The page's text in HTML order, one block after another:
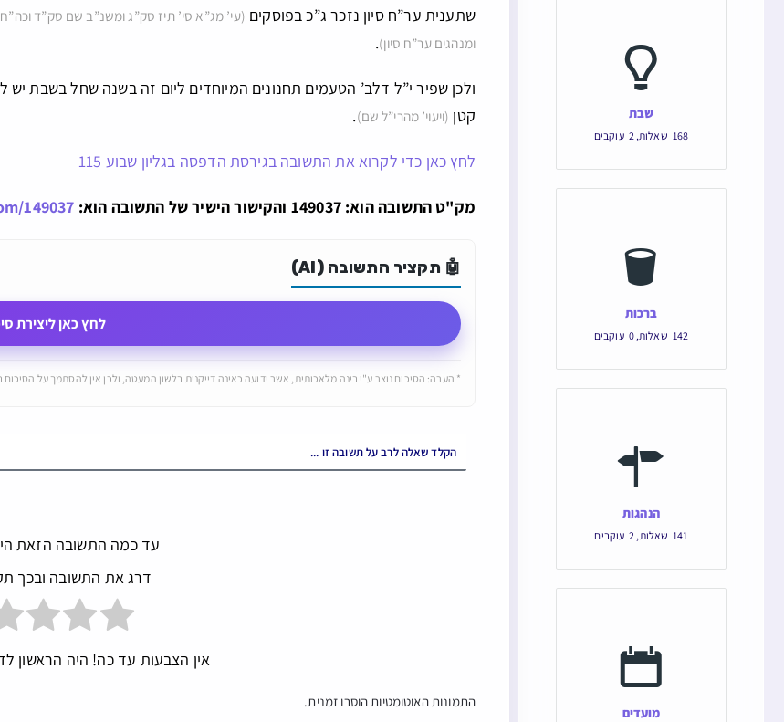
שתענית ער”ח סיון נזכר ג”כ בפוסקים (עי’ מג”א סי’ תיז סק”ג ומשנ”ב שם סק”ד
ומנהגים ער”ח סיון).
ולכן שפיר י”ל דלב’ הטעמים תחנונים המיוחדים ליום זה בשנה שחל בשבת יש
קטן (ויעוי’ מהרי”ל שם).
לחץ כאן כדי לקרוא את התשובה בגירסת הדפסה בגליון שבוע 115
מק"ט התשובה הוא: 149037 והקישור הישיר של התשובה הוא: 149037
🤖 תקציר התשובה (AI)
לחץ כאן ליצירת
* הערה: הסיכום נוצר ע"י בינה מלאכותית, אשר ידועה כאינה דייקנית בלשון המעטה, ולכן אין להסתמך על הסיכום
עד כמה התשובה הזאת
דרג את התשובה ובכך
אין הצבעות עד כה! היה הראשון
התמונות האוטומטיות הוסרו זמנית.
שבת
168 שאלות,
2 עוקבים
ברכות
142 שאלות,
0 עוקבים
הנהגות
141 שאלות,
2 עוקבים
מועדים